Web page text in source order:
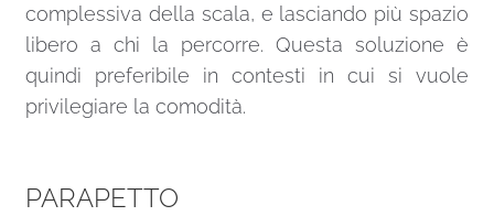
complessiva della scala, e lasciando più spazio
libero a chi la percorre. Questa soluzione è
quindi preferibile in contesti in cui si vuole
privilegiare la comodità.
PARAPETTO